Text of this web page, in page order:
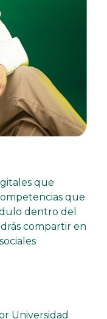
que
que
dentro del
compartir en
Universidad